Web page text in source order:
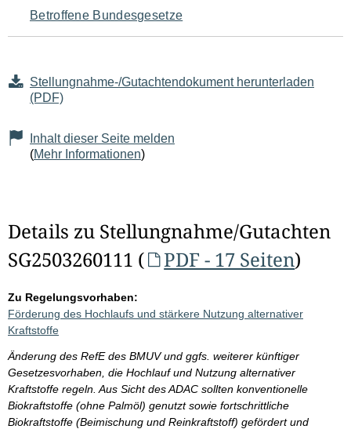
Betroffene Bundesgesetze
Stellungnahme-/Gutachtendokument herunterladen
(PDF)
Inhalt dieser Seite melden
(Mehr Informationen)
Details zu Stellungnahme/Gutachten
SG2503260111 (
PDF - 17 Seiten)
Zu Regelungsvorhaben:
Förderung des Hochlaufs und stärkere Nutzung alternativer
Kraftstoffe
Änderung des RefE des BMUV und ggfs. weiterer künftiger
Gesetzesvorhaben, die Hochlauf und Nutzung alternativer
Kraftstoffe regeln. Aus Sicht des ADAC sollten konventionelle
Biokraftstoffe (ohne Palmöl) genutzt sowie fortschrittliche
Biokraftstoffe (Beimischung und Reinkraftstoff) gefördert und